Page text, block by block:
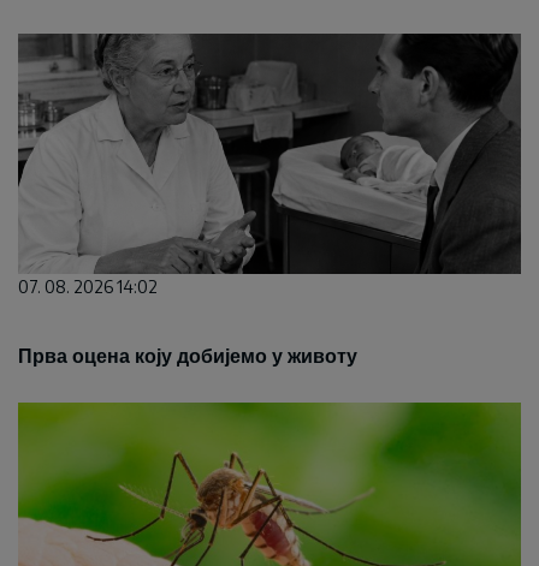
07. 08. 2026 14:02
Прва оцена коју добијемо у животу